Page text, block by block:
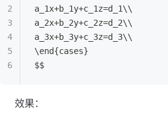
a_1x+b_1y+c_1z=d_1\\
a_2x+b_2y+c_2z=d_2\\
a_3x+b_3y+c_3z=d_3\\
\end{cases}
$$
效果：